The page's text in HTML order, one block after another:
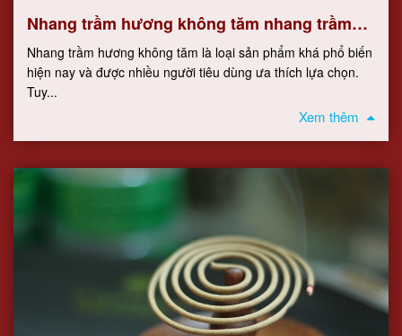
Nhang trầm hương không tăm nhang trầm
hương phong thủy
Nhang trầm hương không tăm là loại sản phẩm khá phổ biến
hiện nay và được nhiều người tiêu dùng ưa thích lựa chọn.
Tuy...
Xem thêm